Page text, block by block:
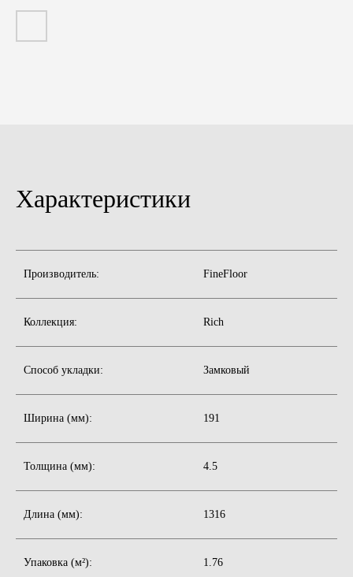
Характеристики
Производитель: FineFloor
Коллекция: Rich
Способ укладки: Замковый
Ширина (мм): 191
Толщина (мм): 4.5
Длина (мм): 1316
Упаковка (м²): 1.76
Бесплатная консультация
Доверьте отделку вашего
интерьера профессионалам
Просто оставьте свой номер телефона,
а мы поможем с выбором, с учётом ваших